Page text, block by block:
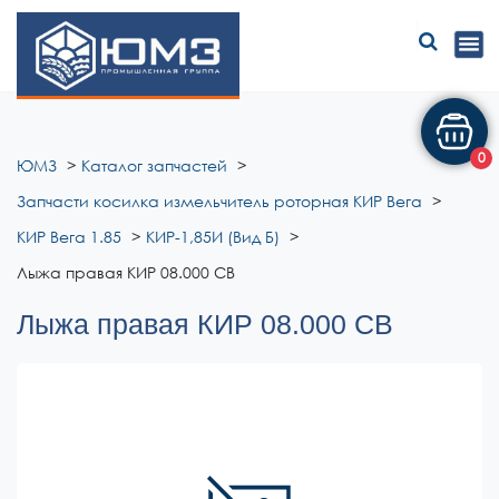
ЮМЗ
ЮМЗ
Каталог запчастей
Запчасти косилка измельчитель роторная КИР Вега
КИР Вега 1.85
КИР-1,85И (Вид Б)
Лыжа правая КИР 08.000 СВ
Лыжа правая КИР 08.000 СВ
0